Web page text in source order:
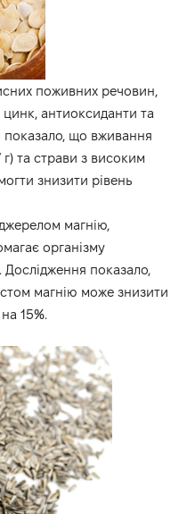
поживних речовин,
антиоксиданти та
показало, що вживання
г) та страви з високим
знизити рівень
магнію,
організму
Дослідження показало,
магнію може знизити
15%.